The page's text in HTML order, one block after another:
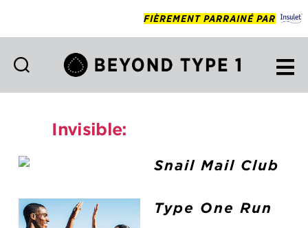
FIÈREMENT PARRAINÉ PAR
Invisible:
Snail Mail Club
Type One Run